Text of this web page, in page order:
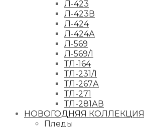
Л-423
Л-423В
Л-424
Л-424А
Л-569
Л-569/1
ТЛ-164
ТЛ-231/1
ТЛ-267А
ТЛ-271
ТЛ-281АВ
НОВОГОДНЯЯ КОЛЛЕКЦИЯ
Пледы